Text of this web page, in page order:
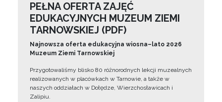
PEŁNA OFERTA ZAJĘĆ
EDUKACYJNYCH MUZEUM ZIEMI
TARNOWSKIEJ (PDF)
Najnowsza oferta edukacyjna wiosna–lato 2026
Muzeum Ziemi Tarnowskiej
Przygotowaliśmy blisko 80 różnorodnych lekcji muzealnych
realizowanych w placówkach w Tarnowie, a także w
naszych oddziałach w Dołędze, Wierzchosławicach i
Zalipiu.